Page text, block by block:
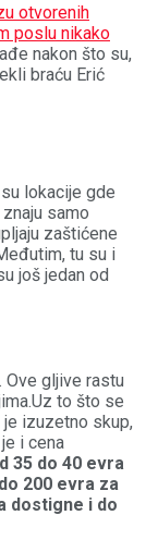
otvorenih
poslu nikako
nakon što su,
braću Erić
lokacije gde
samo
zaštićene
tu su i
još jedan od
Ove gljive rastu
to što se
izuzetno skup,
i cena
35 do 40 evra
200 evra za
dostigne i do